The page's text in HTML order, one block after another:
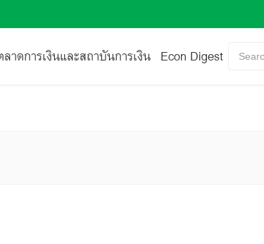
าดการเงินและสถาบันการเงิน Econ Digest